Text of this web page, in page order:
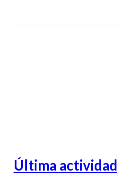
Última actividad